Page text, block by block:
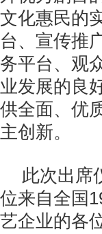
文化惠民的
台、宣传推
务平台、观
业发展的良
供全面、优
主创新。
此次出席
位来自全国
艺企业的各